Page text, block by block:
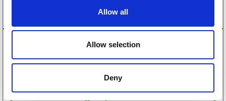
Allow all
Allow selection
Deny
2xLåsmutter och 4xBricka